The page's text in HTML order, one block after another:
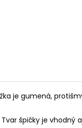
je gumená,
špičky je